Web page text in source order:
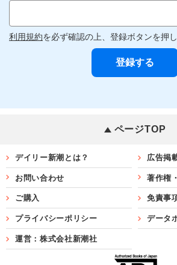
利用規約を必ず確認の上、登録ボタンを押し
ページTOP
デイリー新潮とは？ 広告掲
お問い合わせ 著作権
ご購入 免責事
プライバシーポリシー データ
運営：株式会社新潮社